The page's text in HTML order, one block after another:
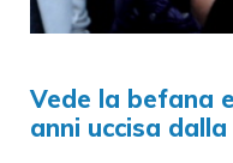
Vede la befana
anni uccisa